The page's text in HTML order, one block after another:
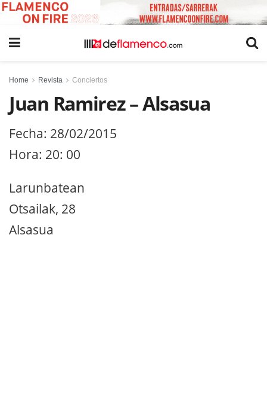
Home Revista Conciertos
Juan Ramirez – Alsasua
Fecha: 28/02/2015
Hora: 20: 00
Larunbatean
Otsailak, 28
Alsasua